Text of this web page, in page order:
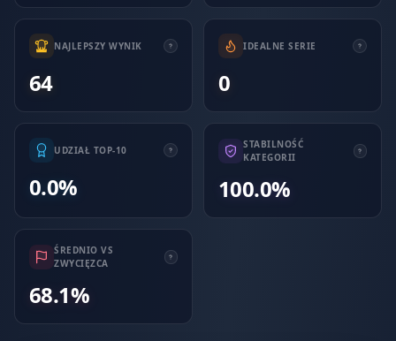
NAJLEPSZY WYNIK
64
IDEALNE SERIE
0
UDZIAŁ TOP-10
0.0%
STABILNOŚĆ
KATEGORII
100.0%
ŚREDNIO VS
ZWYCIĘZCA
68.1%